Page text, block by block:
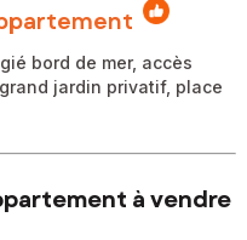
bord de mer, accès
jardin privatif, place
à vendre